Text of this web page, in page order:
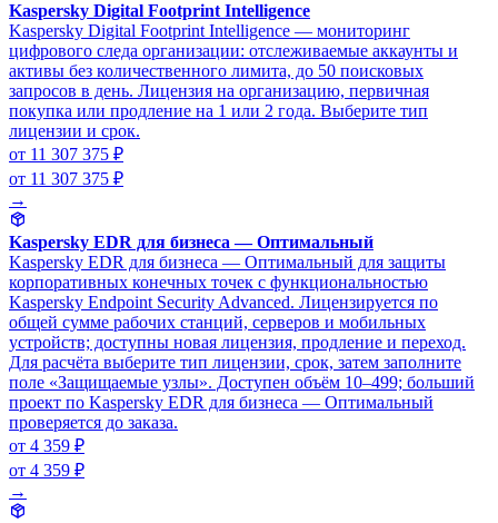
Kaspersky Digital Footprint Intelligence
Kaspersky Digital Footprint Intelligence — мониторинг
цифрового следа организации: отслеживаемые аккаунты и
активы без количественного лимита, до 50 поисковых
запросов в день. Лицензия на организацию, первичная
покупка или продление на 1 или 2 года. Выберите тип
лицензии и срок.
от 11 307 375 ₽
от 11 307 375 ₽
→
Kaspersky EDR для бизнеса — Оптимальный
Kaspersky EDR для бизнеса — Оптимальный для защиты
корпоративных конечных точек с функциональностью
Kaspersky Endpoint Security Advanced. Лицензируется по
общей сумме рабочих станций, серверов и мобильных
устройств; доступны новая лицензия, продление и переход.
Для расчёта выберите тип лицензии, срок, затем заполните
поле «Защищаемые узлы». Доступен объём 10–499; больший
проект по Kaspersky EDR для бизнеса — Оптимальный
проверяется до заказа.
от 4 359 ₽
от 4 359 ₽
→